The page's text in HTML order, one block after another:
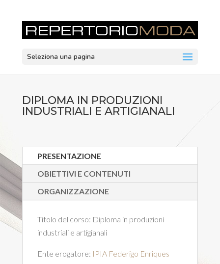
Seleziona una pagina
DIPLOMA IN PRODUZIONI
INDUSTRIALI E ARTIGIANALI
PRESENTAZIONE
OBIETTIVI E CONTENUTI
ORGANIZZAZIONE
Titolo del corso: Diploma in produzioni
industriali e artigianali
Ente erogatore: IPIA Federigo Enriques